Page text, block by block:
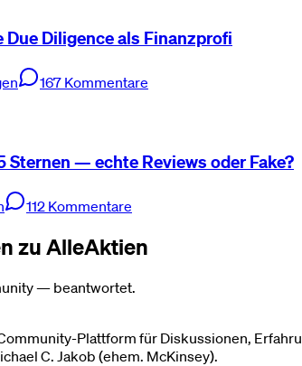
Diligence als Finanzprofi
167 Kommentare
— echte Reviews oder Fake?
112 Kommentare
zu AlleAktien
— beantwortet.
Plattform für Diskussionen,
C. Jakob (ehem. McKinsey).